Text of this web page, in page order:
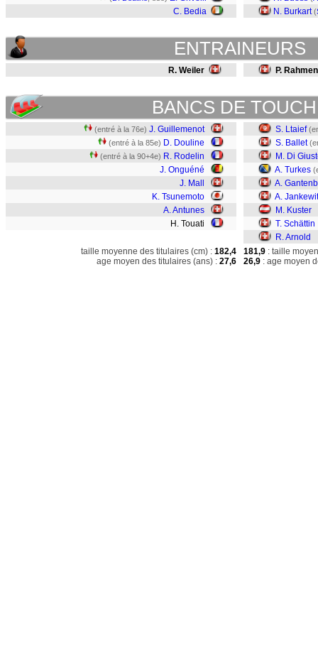
C. Bedia
N. Burkart (
ENTRAINEURS
R. Weiler P. Rahmen
BANCS DE
(entré à la 76e) J. Guillemenot
(entré à la 85e) D. Douline
(entré à la 90+4e) R. Rodelin
J. Onguéné
J. Mall
K. Tsunemoto
A. Antunes
H. Touati
S. Ltaief
S. Ballet
M. Di
A. Turkes
A.
A.
M. Kuster
T. Schättin
R. Arnold
taille moyenne des titulaires (cm) : 182,4
age moyen des titulaires (ans) : 27,6
181,9 : taille
26,9 : age moyen